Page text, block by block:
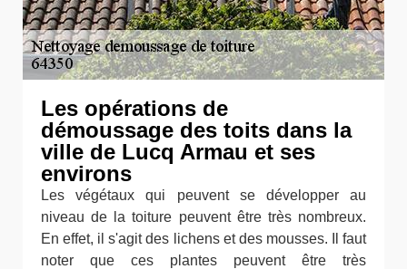
Les opérations de
démoussage des toits dans la
ville de Lucq Armau et ses
environs
Les végétaux qui peuvent se développer au
niveau de la toiture peuvent être très nombreux.
En effet, il s'agit des lichens et des mousses. Il faut
noter que ces plantes peuvent être très